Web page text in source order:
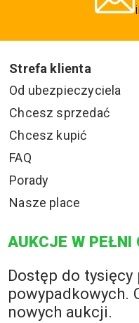
Strefa klienta
Od ubezpieczyciela
Chcesz sprzedać
Chcesz kupić
FAQ
Porady
Nasze place
AUKCJE W PEŁNI
Dostęp do
powypadkowych.
nowych aukcji.